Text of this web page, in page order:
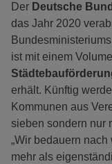
Der Deutsche
das Jahr 2020
ist mit einem
erhält. Künftig
Kommunen aus
sieben sondern nur
„Wir bedauern
mehr als